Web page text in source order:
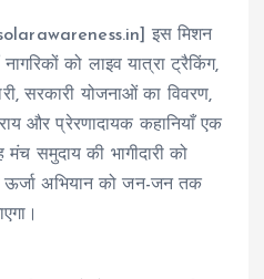
इस मिशन
को लाइव यात्रा ट्रैकिंग,
सरकारी योजनाओं का विवरण,
और प्रेरणादायक कहानियाँ एक
समुदाय की भागीदारी को
ऊर्जा अभियान को जन-जन तक